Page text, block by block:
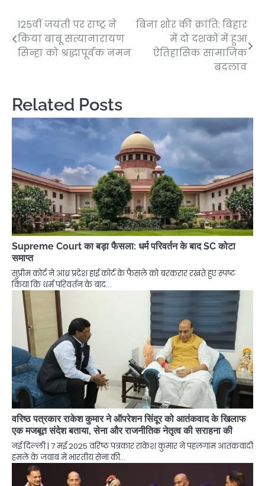
Post
navigation
125वीं जयंती पर राष्ट्र ने
किया बाबू सत्यानारायण
सिन्हा को श्रद्धापूर्वक नमन
बिना शोर की क्रांति: बिहार
में दो दशकों में हुआ
ऐतिहासिक सामाजिक
बदलाव
Related Posts
Supreme Court का बड़ा फैसला: धर्म परिवर्तन के बाद SC कोटा
समाप्त
सुप्रीम कोर्ट ने आंध्र प्रदेश हाई कोर्ट के फैसले को बरकरार रखते हुए स्पष्ट
किया कि धर्म परिवर्तन के बाद…
वरिष्ठ पत्रकार राकेश कुमार ने ऑपरेशन सिंदूर को आतंकवाद के खिलाफ
एक मजबूत संदेश बताया, सेना और राजनीतिक नेतृत्व की सराहना की
नई दिल्ली | 7 मई 2025 वरिष्ठ पत्रकार राकेश कुमार ने पहलगाम आतंकवादी
हमले के जवाब में भारतीय सेना की…